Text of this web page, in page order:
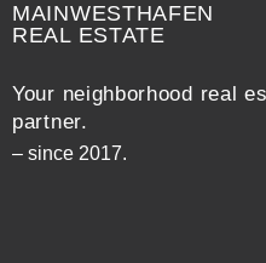
MAINWESTHAFEN
REAL ESTATE
Your neighborhood real
partner.
– since 2017.